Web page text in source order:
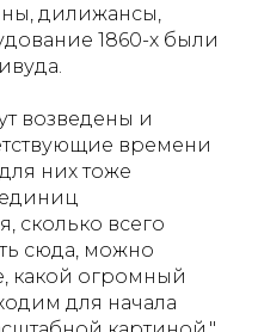
дилижансы,
1860-х были
возведены и
времени
них тоже
сколько всего
сюда, можно
какой огромный
для начала